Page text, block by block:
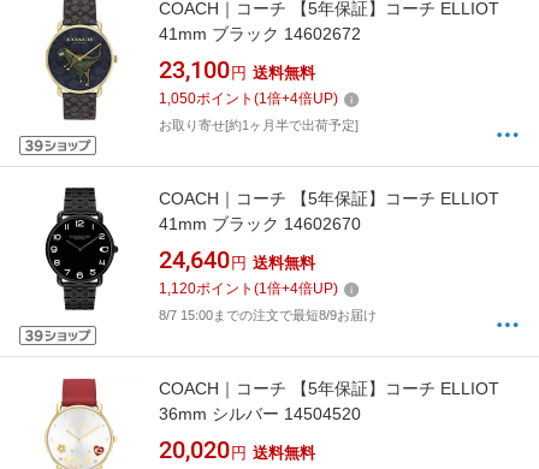
COACH｜コーチ 【5年保証】コーチ ELLIOT
41mm ブラック 14602672
23,100 円 送料無料
1,050ポイント (1倍+4倍UP)
お取り寄せ[約1ヶ月半で出荷予定]
COACH｜コーチ 【5年保証】コーチ ELLIOT
41mm ブラック 14602670
24,640 円 送料無料
1,120ポイント (1倍+4倍UP)
8/7 15:00までの注文で最短8/9お届け
COACH｜コーチ 【5年保証】コーチ ELLIOT
36mm シルバー 14504520
20,020 円 送料無料